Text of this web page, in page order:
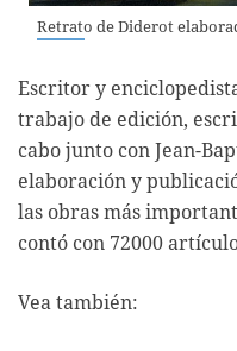
Retrato de Diderot
Escritor y
trabajo de edición,
cabo junto con Jean-
elaboración y
las obras más
contó con 72000
Vea también: